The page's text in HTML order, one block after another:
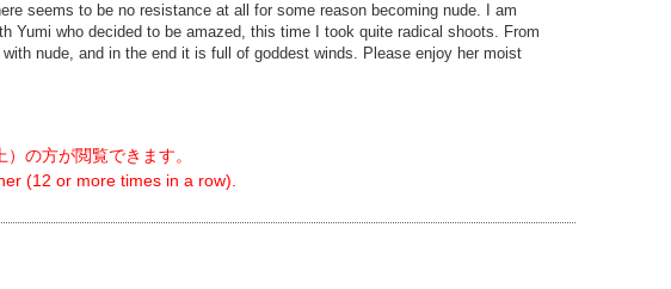
seems to be no resistance at all for some reason becoming nude. I am
Yumi who decided to be amazed, this time I took quite radical shoots. From
nude, and in the end it is full of goddest winds. Please enjoy her moist
の方が閲覧できます。
(12 or more times in a row).